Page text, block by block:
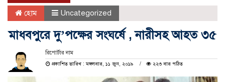
হোম Uncategorized
মাধবপুরে দু’পক্ষের সংঘর্ষে , নারীসহ আহত ৩৫
রিপোর্টার নাম
প্রকাশিত তারিখ : মঙ্গলবার, ১১ জুন, ২০১৯
২২৩ বার পঠিত